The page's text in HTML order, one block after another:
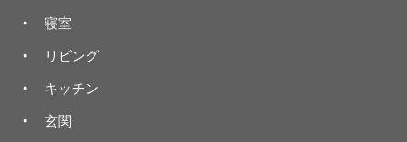
寝室
リビング
キッチン
玄関